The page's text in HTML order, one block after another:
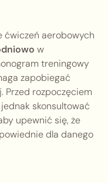
ćwiczeń aerobowych
w
treningowy
zapobiegać
Przed rozpoczęciem
skonsultować
upewnić się, że
dla danego